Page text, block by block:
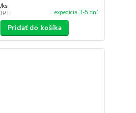
/ks
expedícia 3-5 dní
Pridať do košíka